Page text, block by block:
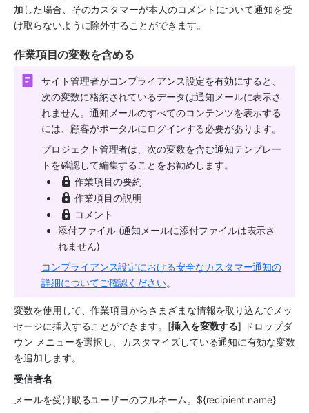
加した場合、そのカスタマーが本人のコメントについて通知を受
け取らないように除外することができます。
作業項目の変数を含める
サイト管理者がコンプライアンス設定を有効にすると、
次の変数に格納されているデータは通知メールに表示さ
れません。通知メールのすべてのコンテンツを表示する
には、顧客がポータルにログインする必要があります。
プロジェクト管理者は、次の変数を含む通知テンプレー
トを確認して編集することをお勧めします。
作業項目の要約
作業項目の説明
コメント
添付ファイル (通知メールに添付ファイルは表示さ
れません)
コンプライアンス設定における安全なカスタマー通知の
詳細についてご確認ください。
変数を使用して、作業項目からさまざまな情報を取り込んでメッ
セージに挿入することができます。[挿入を変数する] ドロップダ
ウン メニューを選択し、カスタマイズしている通知に有効な変数
を追加します。
受信者名
メールを受け取るユーザーのフルネーム。${recipient.name}